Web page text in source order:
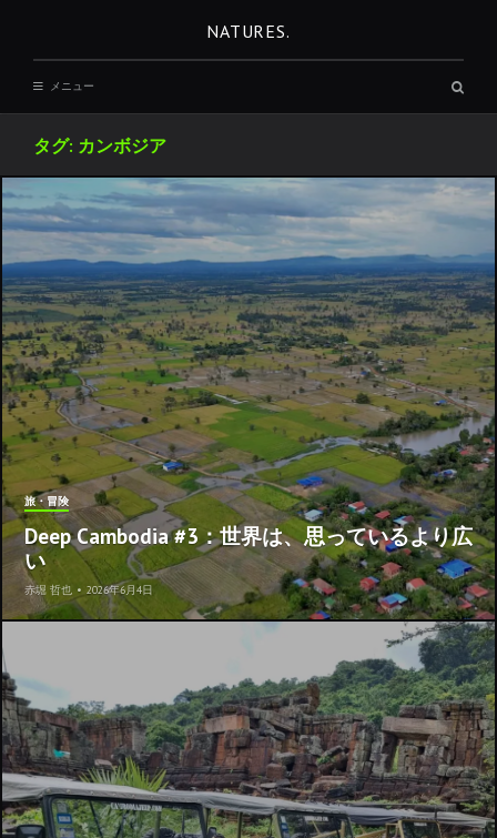
動
NATURES.
メニュー
ス
タグ: カンボジア
旅・冒険
Deep Cambodia #3：世界は、思っているより広
い
赤堀 哲也 • 2026年6月4日